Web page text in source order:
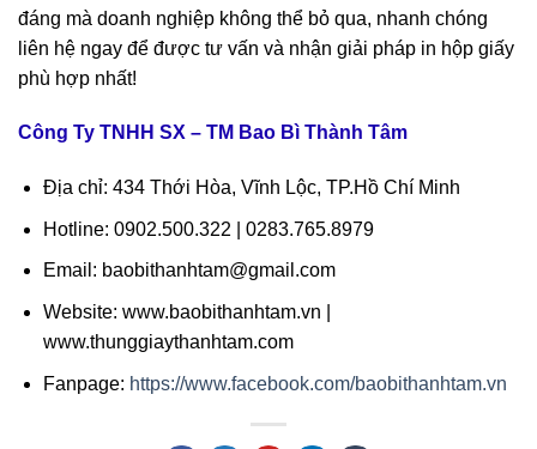
đáng mà doanh nghiệp không thể bỏ qua, nhanh chóng
liên hệ ngay để được tư vấn và nhận giải pháp in hộp giấy
phù hợp nhất!
Công Ty TNHH SX – TM Bao Bì Thành Tâm
Địa chỉ: 434 Thới Hòa, Vĩnh Lộc, TP.Hồ Chí Minh
Hotline: 0902.500.322 | 0283.765.8979
Email: baobithanhtam@gmail.com
Website: www.baobithanhtam.vn |
www.thunggiaythanhtam.com
Fanpage: https://www.facebook.com/baobithanhtam.vn